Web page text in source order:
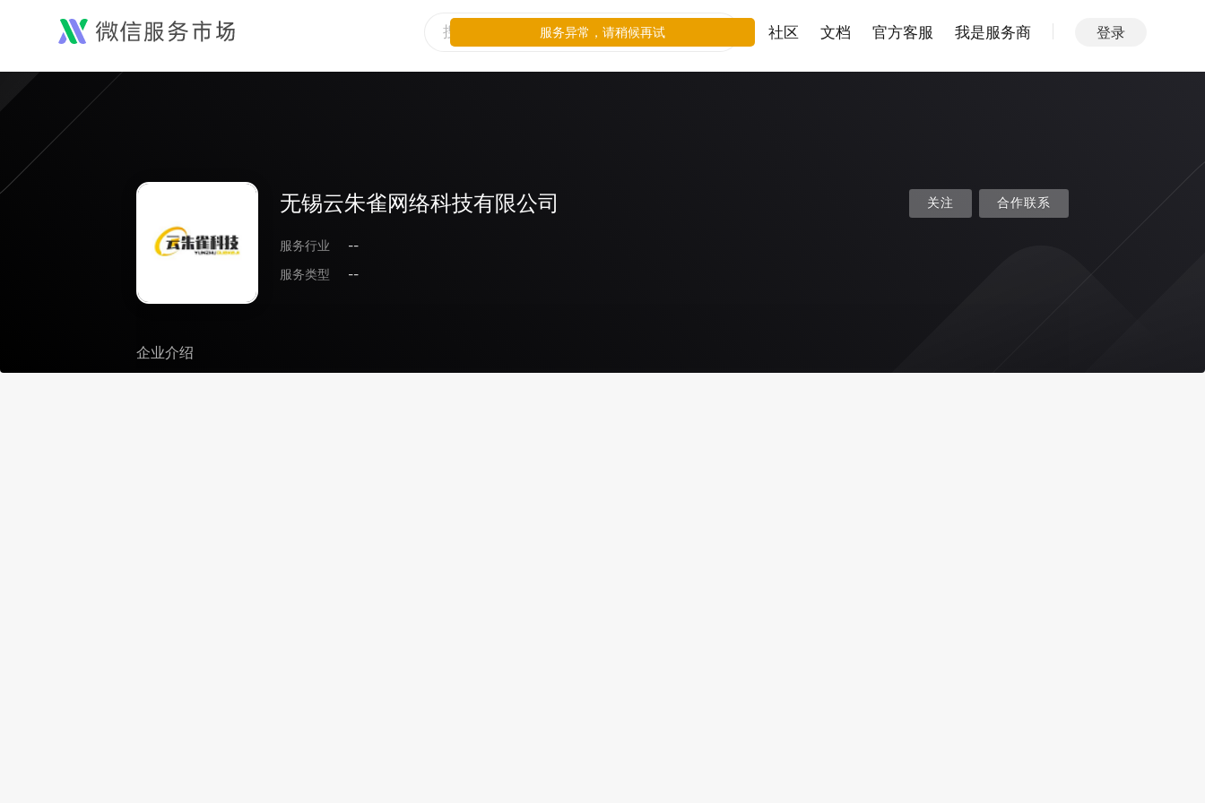
社区 文档 官方客服 我是服务商 登录
无锡云朱雀网络科技有限公司
服务行业
--
服务类型
--
关注 合作联系
企业介绍
服务异常，请稍候再试